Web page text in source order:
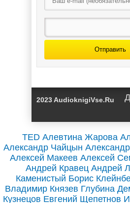
интендант /
Владимир
Поселягин (1)
Отправить
2023 AudioknigiVse.Ru
TED Алевтина Жарова
Александр Чайцын
Алексей Макеев Алексей
Андрей Кравец Андрей
Каменистый Борис
Владимир Князев Глубина
Кузнецов Евгений Щепетнов